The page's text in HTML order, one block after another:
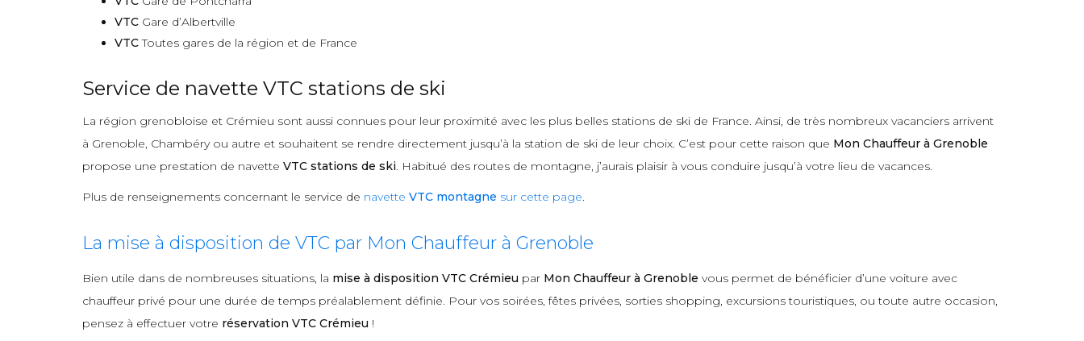
VTC Gare d’Albertville
VTCToutes gares de la région et de France
Service de navette VTC stations de ski
La région grenobloise et Crémieu sont aussi connues pour leur proximité avec les plus belles stations de ski de France. Ainsi, de très nombreux vacanciers arrivent
à Grenoble, Chambéry ou autre et souhaitent se rendre directement jusqu’à la station de ski de leur choix. C’est pour cette raison que Mon Chauffeur à Grenoble
propose une prestation de navette VTC stations de ski. Habitué des routes de montagne, j’aurais plaisir à vous conduire jusqu’à votre lieu de vacances.
Plus de renseignements concernant le service de navette VTC montagne sur cette page.
La mise à disposition de VTC par Mon Chauffeur à Grenoble
Bien utile dans de nombreuses situations, la mise à disposition VTC Crémieu par Mon Chauffeur à Grenoble vous permet de bénéficier d’une voiture avec
chauffeur privé pour une durée de temps préalablement définie. Pour vos soirées, fêtes privées, sorties shopping, excursions touristiques, ou toute autre occasion,
pensez à effectuer votre réservation VTC Crémieu !